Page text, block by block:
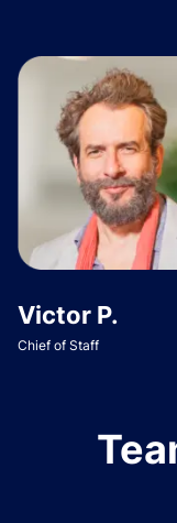
Victor P.
Chief of Staff